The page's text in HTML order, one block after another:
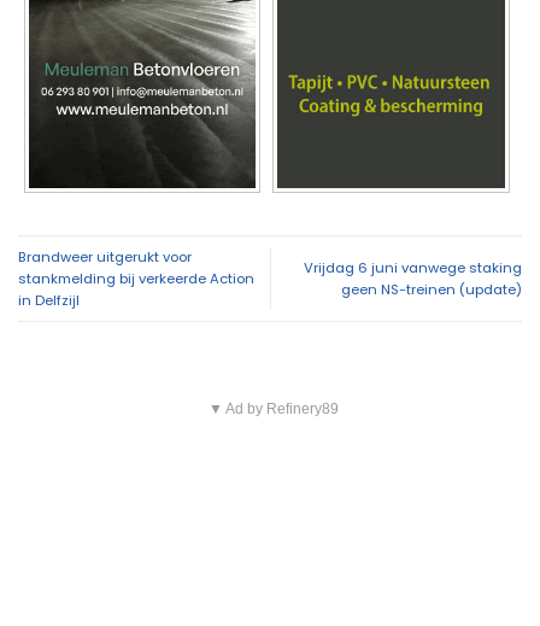
Brandweer uitgerukt voor
stankmelding bij verkeerde Action
in Delfzijl
Vrijdag 6 juni vanwege staking
geen NS-treinen (update)
▼ Ad by Refinery89